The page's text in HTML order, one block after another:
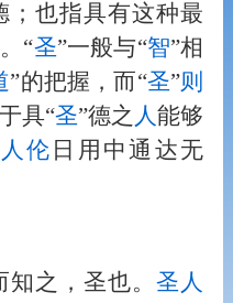
；也指具有这种最
“圣”一般与“智”相
”的把握，而“圣”则
具“圣”德之 人能够
人 伦 日用中通达无
知之，圣也。圣 人